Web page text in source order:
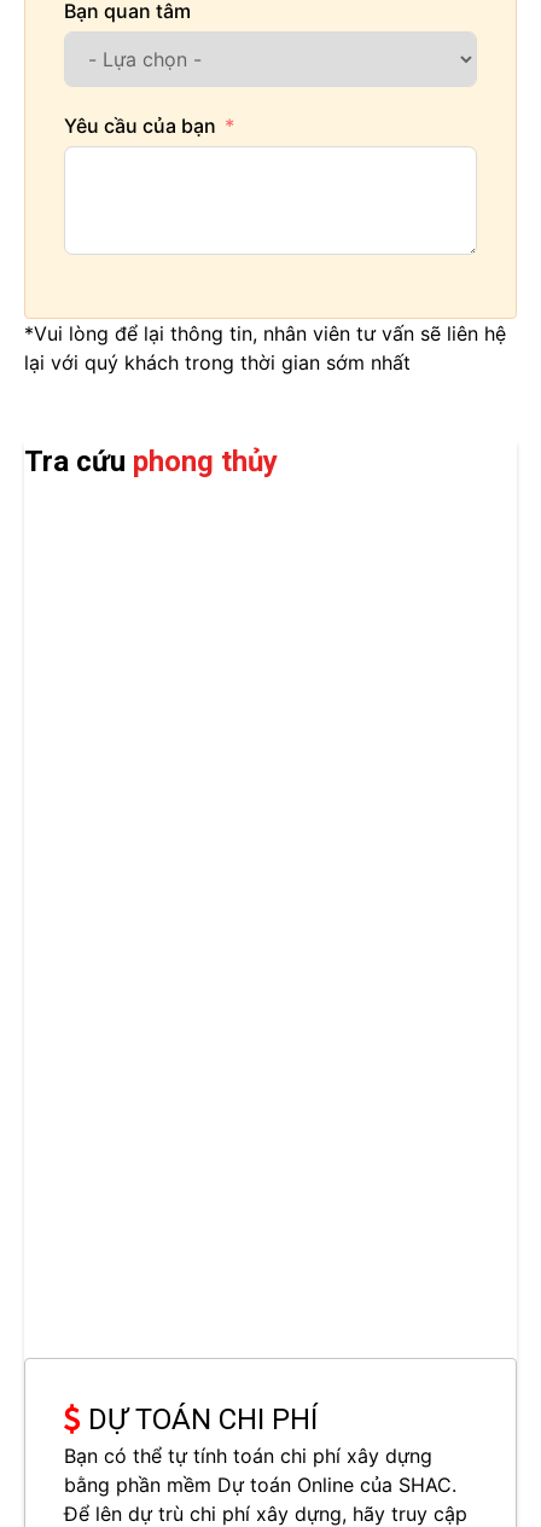
Bạn quan tâm
Yêu cầu của bạn
*Vui lòng để lại thông tin, nhân viên tư vấn sẽ liên hệ
lại với quý khách trong thời gian sớm nhất
Tra cứu phong thủy
DỰ TOÁN CHI PHÍ
Bạn có thể tự tính toán chi phí xây dựng
bằng phần mềm Dự toán Online của SHAC.
Để lên dự trù chi phí xây dựng, hãy truy cập